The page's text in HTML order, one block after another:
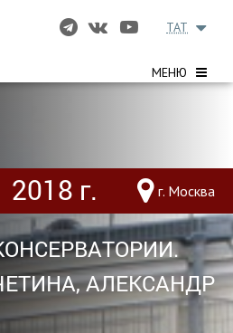
МЕНЮ
TAT
2018 г. г. Москва
АЛЕКСАНДР